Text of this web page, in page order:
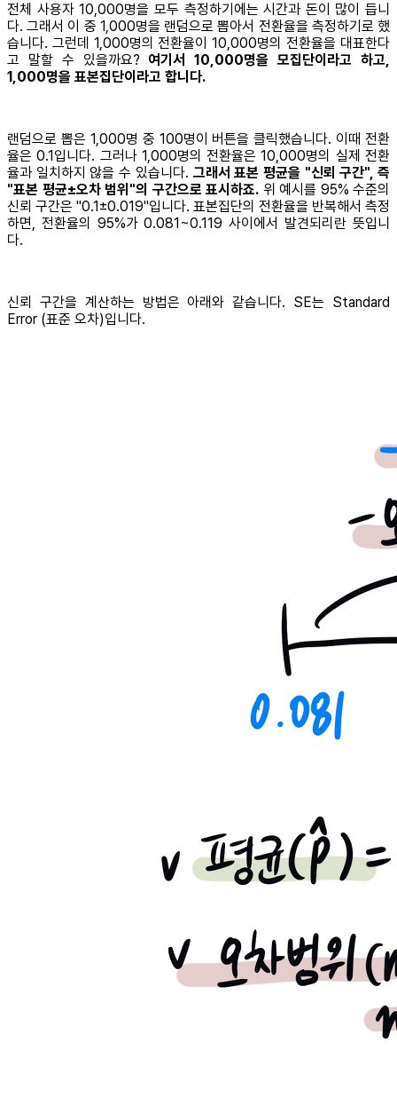
전체 사용자 10,000명을 모두 측정하기에는 시간과 돈이 많이 듭니
다. 그래서 이 중 1,000명을 랜덤으로 뽑아서 전환율을 측정하기로 했
습니다. 그런데 1,000명의 전환율이 10,000명의 전환율을 대표한다
고 말할 수 있을까요? 여기서 10,000명을 모집단이라고 하고,
1,000명을 표본집단이라고 합니다.
랜덤으로 뽑은 1,000명 중 100명이 버튼을 클릭했습니다. 이때 전환
율은 0.1입니다. 그러나 1,000명의 전환율은 10,000명의 실제 전환
율과 일치하지 않을 수 있습니다. 그래서 표본 평균을 "신뢰 구간", 즉
"표본 평균±오차 범위"의 구간으로 표시하죠. 위 예시를 95% 수준의
신뢰 구간은 "0.1±0.019"입니다. 표본집단의 전환율을 반복해서 측정
하면, 전환율의 95%가 0.081~0.119 사이에서 발견되리란 뜻입니
다.
신뢰 구간을 계산하는 방법은 아래와 같습니다. SE는 Standard
Error (표준 오차)입니다.